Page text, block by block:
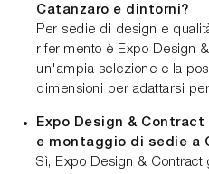
Catanzaro e dintorni?
Per sedie di design e
riferimento è Expo Design
un'ampia selezione e la
dimensioni per adattarsi
Expo Design &
e montaggio di sedie a
Sì, Expo Design & Contract